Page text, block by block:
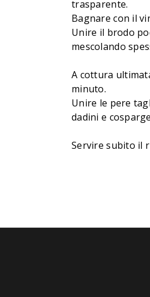
trasparente.
Bagnare con il
Unire il brodo
mescolando
A cottura
minuto.
Unire le pere
dadini e
Servire subito il